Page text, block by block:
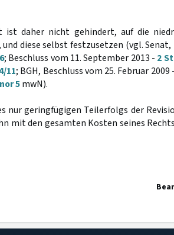
ist daher nicht gehindert, auf die
diese selbst festzusetzen (vgl. Senat,
; Beschluss vom 11. September 2013 - 2
11; BGH, Beschluss vom 25. Februar 2009
5mwN).
nur geringfügigen Teilerfolgs der
mit den gesamten Kosten seines